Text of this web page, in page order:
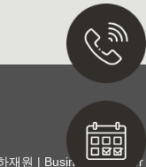
재원 | Business Number